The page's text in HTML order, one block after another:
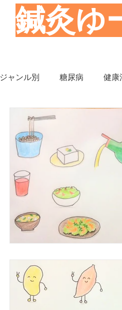
鍼灸ゆ
ジャンル別 糖尿病 健康
東洋思想
血圧の症状 頭部の症状
花粉症(アレルギー性鼻炎）
肩こり
冷え性、のぼせ、むくみ